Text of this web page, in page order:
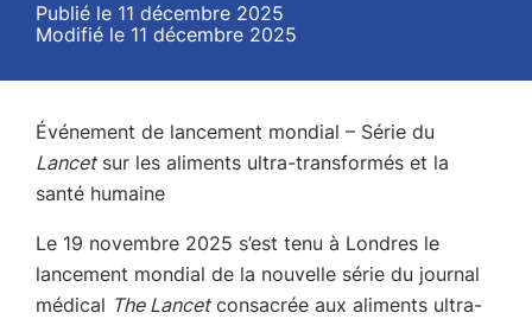
Publié le 11 décembre 2025
Modifié le 11 décembre 2025
Événement de lancement mondial – Série du
Lancetsur les aliments ultra-transformés et la
santé humaine
Le 19 novembre 2025 s’est tenu à Londres le
lancement mondial de la nouvelle série du journal
médical The Lancetconsacrée aux aliments ultra-